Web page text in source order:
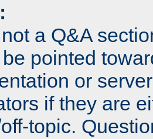
a Q&A
pointed
or
if they are
topic.